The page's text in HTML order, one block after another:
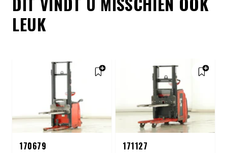
LEUK
170679
171127